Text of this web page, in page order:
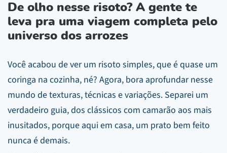
De olho nesse risoto? A gente te
leva pra uma viagem completa pelo
universo dos arrozes
Você acabou de ver um risoto simples, que é quase um
coringa na cozinha, né? Agora, bora aprofundar nesse
mundo de texturas, técnicas e variações. Separei um
verdadeiro guia, dos clássicos com camarão aos mais
inusitados, porque aqui em casa, um prato bem feito
nunca é demais.